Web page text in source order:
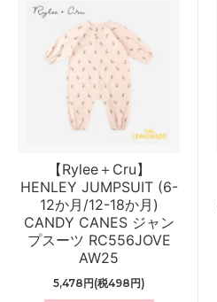
【Rylee＋Cru】
HENLEY JUMPSUIT (6-
12か月/12-18か月)
CANDY CANES ジャン
プスーツ RC556JOVE
AW25
5,478円(税498円)